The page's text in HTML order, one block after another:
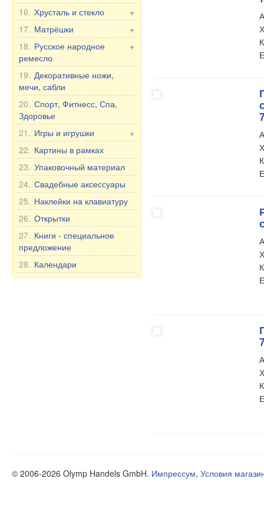
Чай и Травы
Масла
Здоровье
БАД
Прочее
Уход за полостью рта
Продукты питания
Пахта Гул Оригинал
Детская посуда
Кружки с мужскими
именами
Кружки с женскими
именами
Кружки с надписью
Кружки с юмором
Кружки с городами и
странами
Чашки и кружки
Тарелки, пиалы и др.
Чайники и сахарницы
Чайные и столовые
сервизы на 6 персон
+
16. Хрусталь и стекло
Фужеры из хрусталя
Вазы из хрусталя
Посуда из стекла
Вазы из стекла
Богемское стекло
Фужеры на Свадьбу/
Юбилей
+
17. Матрёшки
Матрёшка Россия
Матрёшка, другое
Матрёшка под бутылку
+
18. Русское народное
ремесло
Хохлома
Шкатулки и Картинки из
дерева
19. Декоративные ножи,
мечи, сабли
20. Спорт, Фитнесс, Спа,
Здоровье
+
21. Игры и игрушки
Игрушки
Неваляшки
Мягкие игрушки
Игры
22. Картины в рамках
23. Упаковочный материал
24. Свадебные аксессуары
25. Наклейки на клавиатуру
26. Открытки
27. Книги - специальное
предложение
28. Календари
© 2006-2026 Olymp Handels GmbH. Импрессум, Условия